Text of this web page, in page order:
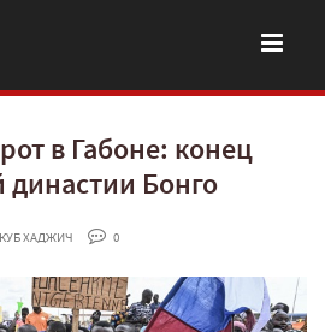
в Габоне: конец
Бонго
ХАДЖИЧ 0